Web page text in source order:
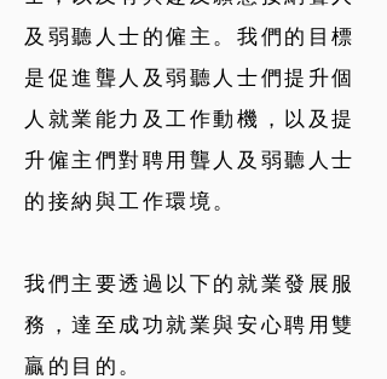
及弱聽人士的僱主。我們的目標
是促進聾人及弱聽人士們提升個
人就業能力及工作動機，以及提
升僱主們對聘用聾人及弱聽人士
的接納與工作環境。
我們主要透過以下的就業發展服
務，達至成功就業與安心聘用雙
贏的目的。